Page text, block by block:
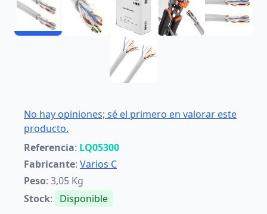
No hay opiniones; sé el primero en valorar este
producto.
Referencia: LQ05300
Fabricante: Varios C
Peso: 3,05 Kg
Stock: Disponible